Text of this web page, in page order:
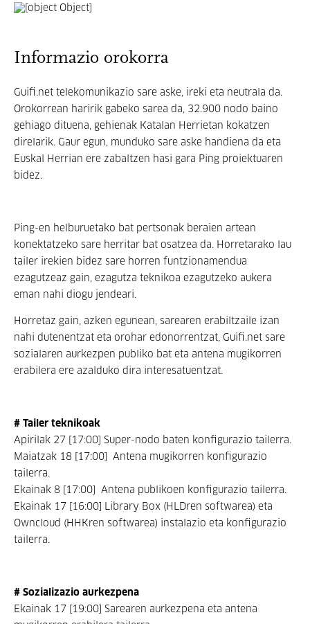
Informazio orokorra
Guifi.net telekomunikazio sare aske, ireki eta neutrala da.
Orokorrean haririk gabeko sarea da, 32.900 nodo baino
gehiago dituena, gehienak Katalan Herrietan kokatzen
direlarik. Gaur egun, munduko sare aske handiena da eta
Euskal Herrian ere zabaltzen hasi gara Ping proiektuaren
bidez.
Ping-en helburuetako bat pertsonak beraien artean
konektatzeko sare herritar bat osatzea da. Horretarako lau
tailer irekien bidez sare horren funtzionamendua
ezagutzeaz gain, ezagutza teknikoa ezagutzeko aukera
eman nahi diogu jendeari.
Horretaz gain, azken egunean, sarearen erabiltzaile izan
nahi dutenentzat eta orohar edonorrentzat, Guifi.net sare
sozialaren aurkezpen publiko bat eta antena mugikorren
erabilera ere azalduko dira interesatuentzat.
# Tailer teknikoak
Apirilak 27 [17:00] Super-nodo baten konfigurazio tailerra.
Maiatzak 18 [17:00] Antena mugikorren konfigurazio
tailerra.
Ekainak 8 [17:00] Antena publikoen konfigurazio tailerra.
Ekainak 17 [16:00] Library Box (HLDren softwarea) eta
Owncloud (HHKren softwarea) instalazio eta konfigurazio
tailerra.
# Sozializazio aurkezpena
Ekainak 17 [19:00] Sarearen aurkezpena eta antena